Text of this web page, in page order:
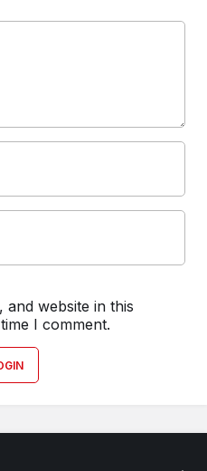
and website in this
I comment.